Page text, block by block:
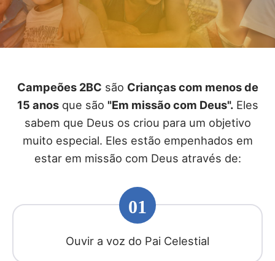
Campeões 2BC são Crianças com menos de
15 anosque são "Em missão com Deus".Eles
sabem que Deus os criou para um objetivo
muito especial. Eles estão empenhados em
estar em missão com Deus através de:
01
Ouvir a voz do Pai Celestial